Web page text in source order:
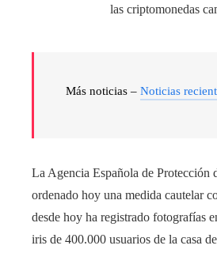
Más noticias – Noticias
La Agencia Española de Protección
ordenado hoy una medida cautelar
desde hoy ha registrado fotografías
iris de 400.000 usuarios de la casa